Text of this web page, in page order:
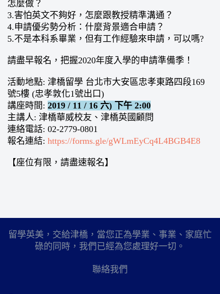
怎麼做？
3.害怕英文不夠好，怎麼跟教授精準溝通？
4.申請優劣勢分析：什麼背景適合申請？
5.不是本科系畢業，但有工作經驗來申請，可以嗎?
請盡早報名，把握2020年度入學的申請準備季！
活動地點: 津橋留學 台北市大安區忠孝東路四段169
號5樓 (忠孝敦化1號出口)
講座時間: 2019 / 11 / 16 六) 下午 2:00
主講人: 津橋華威校友、津橋英國顧問
連絡電話: 02-2779-0801
報名連結: https://forms.gle/gWLmEyCq4L4BGB4E8
【座位有限，請盡速報名】
留學英美，交給津橋，當您正為學業、事業、家庭忙
碌的同時，我們已經為您處理好一切。
聯絡我們